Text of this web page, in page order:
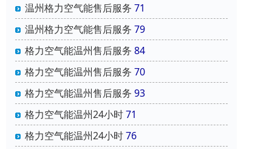
温州格力空气能售后服务 71
温州格力空气能售后服务 79
格力空气能温州售后服务 84
格力空气能温州售后服务 70
格力空气能温州售后服务 93
格力空气能温州24小时71
格力空气能温州24小时76